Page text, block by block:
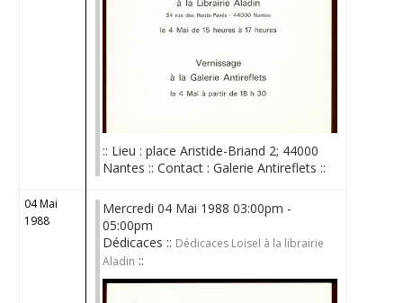
:: Lieu : place Aristide-Briand 2; 44000
Nantes :: Contact : Galerie Antireflets ::
04 Mai
1988
Mercredi 04 Mai 1988 03:00pm -
05:00pm
Dédicaces :: Dédicaces Loisel à la librairie
Aladin ::